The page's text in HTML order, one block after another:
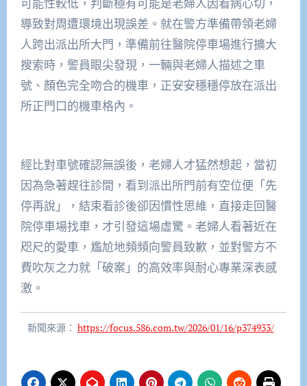
可能性較低，判斷極有可能是老婦人因看病心切，
導致對周遭環境出現誤差。就在警方準備帶領老婦
人跨出派出所大門，準備前往醫院停車場進行擴大
搜索時，警員眼尖發現，一輛與老婦人描述之車
號、顏色完全吻合的機車，正安安穩穩停放在派出
所正門口的機車格內。
經比對車號確認無誤後，老婦人才猛然想起，當初
因為急著趕往診間，看到派出所門前有空位便「先
停再說」，結束看診後卻因慣性思維，直接走回醫
院停車場找車，才引發這場虛驚。老婦人看著近在
咫尺的愛車，尷尬地頻頻向警員致歉，並對警方不
費吹灰之力就「破案」的高效率與耐心專業深表感
激。
新聞來源： https://focus.586.com.tw/2026/01/16/p374933/